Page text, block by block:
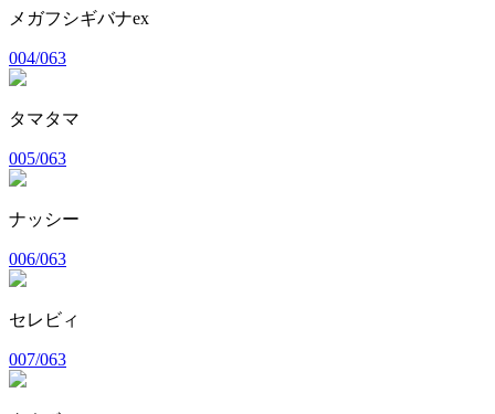
メガフシギバナex
004/063
タマタマ
005/063
ナッシー
006/063
セレビィ
007/063